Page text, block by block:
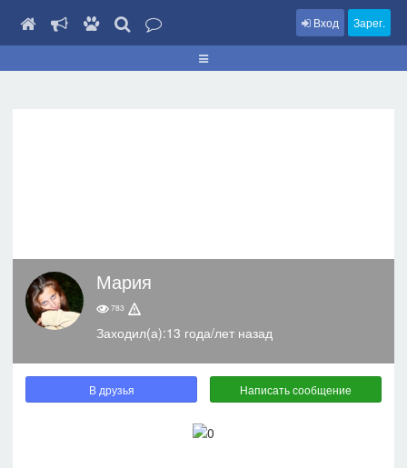
Вход Зарег.
Мария
783
Заходил(а):13 года/лет назад
В друзья Написать сообщение